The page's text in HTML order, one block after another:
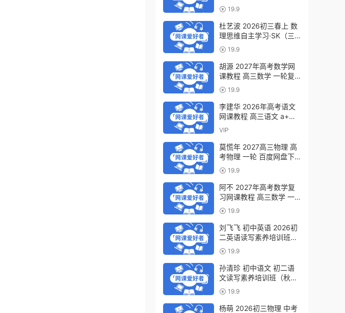
（34讲带讲义、练习）百
度网盘下载
19.9
杜艺波 2026初三春上 数
理思维自主学习·SK（三
期）百度网盘下载
19.9
胡源 2027年高考数学网
课教程 高三数学 一轮复
习暑假班视频教程 百度网
盘下载
19.9
李建华 2026年高考语文
网课教程 高三语文 a+二
三轮复习视频教程 百度网
VIP
莫慌年 2027高三物理 高
考物理 一轮 百度网盘下
载 19.9
阿不 2027年高考数学复
习网课教程 高三数学 一
轮复习视频教程 百度网盘
下载
19.9
刘飞飞 初中英语 2026初
二英语读写素养培训班
（秋上秋下·全国版·S）百
度网盘下载
19.9
孙清珍 初中语文 初二语
文读写素养培训班（秋上
秋下·全国版·A+）百度网
盘下载
19.9
杨萌 2026初三物理 中考